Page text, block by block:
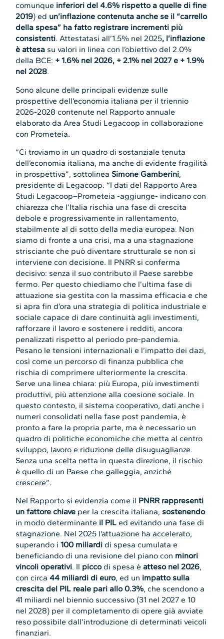
comunque inferiori del 4.6% rispetto a quelle di fine
2019) ed un’inflazione contenuta anche se il “carrello
della spesa” ha fatto registrare incrementi più
consistenti. Attestatasi all’1.5% nel 2025, l’inflazione
è attesa su valori in linea con l’obiettivo del 2.0%
della BCE: + 1.6% nel 2026, + 2.1% nel 2027 e + 1.9%
nel 2028.
Sono alcune delle principali evidenze sulle
prospettive dell’economia italiana per il triennio
2026-2028 contenute nel Rapporto annuale
elaborato da Area Studi Legacoop in collaborazione
con Prometeia.
“Ci troviamo in un quadro di sostanziale tenuta
dell’economia italiana, ma anche di evidente fragilità
in prospettiva”, sottolinea Simone Gamberini,
presidente di Legacoop. “I dati del Rapporto Area
Studi Legacoop–Prometeia -aggiunge- indicano con
chiarezza che l’Italia rischia una fase di crescita
debole e progressivamente in rallentamento,
stabilmente al di sotto della media europea. Non
siamo di fronte a una crisi, ma a una stagnazione
strisciante che può diventare strutturale se non si
interviene con decisione. Il PNRR si conferma
decisivo: senza il suo contributo il Paese sarebbe
fermo. Per questo chiediamo che l’ultima fase di
attuazione sia gestita con la massima efficacia e che
si apra fin d’ora una strategia di politica industriale e
sociale capace di dare continuità agli investimenti,
rafforzare il lavoro e sostenere i redditi, ancora
penalizzati rispetto al periodo pre-pandemia.
Pesano le tensioni internazionali e l’impatto dei dazi,
così come un percorso di finanza pubblica che
rischia di comprimere ulteriormente la crescita.
Serve una linea chiara: più Europa, più investimenti
produttivi, più attenzione alla coesione sociale. In
questo contesto, il sistema cooperativo, dati anche i
numeri consolidati nella fase post pandemia, è
pronto a fare la propria parte, ma è necessario un
quadro di politiche economiche che metta al centro
sviluppo, lavoro e riduzione delle disuguaglianze.
Senza una scelta netta in questa direzione, il rischio
è quello di un Paese che galleggia, anziché
crescere”.
Nel Rapporto si evidenzia come il PNRR rappresenti
un fattore chiave per la crescita italiana, sostenendo
in modo determinante il PIL ed evitando una fase di
stagnazione. Nel 2025 l’attuazione ha accelerato,
superando i100 miliardi di spesa cumulata e
beneficiando di una revisione del piano con minori
vincoli operativi. Il piccodi spesa èatteso nel 2026,
con circa44 miliardi di euro, ed un impatto sulla
crescita del PIL reale pari allo 0.3%, che scendono a
41 miliardi nel biennio successivo (31 nel 2027 e 10
nel 2028) per il completamento di opere già avviate
reso possibile dall’introduzione di determinati veicoli
finanziari.